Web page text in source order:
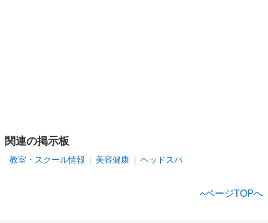
関連の掲示板
教室・スクール情報 美容健康 ヘッドスパ
ページTOPへ